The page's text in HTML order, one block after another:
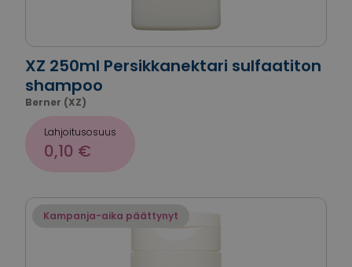
XZ 250ml Persikkanektari sulfaatiton
shampoo
Berner (XZ)
Lahjoitusosuus
0,10 €
Kampanja-aika päättynyt